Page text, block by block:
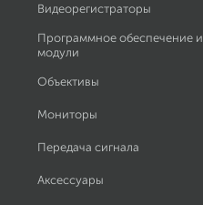
Видеорегистраторы
Программное обеспечение и
модули
Объективы
Мониторы
Передача сигнала
Аксессуары